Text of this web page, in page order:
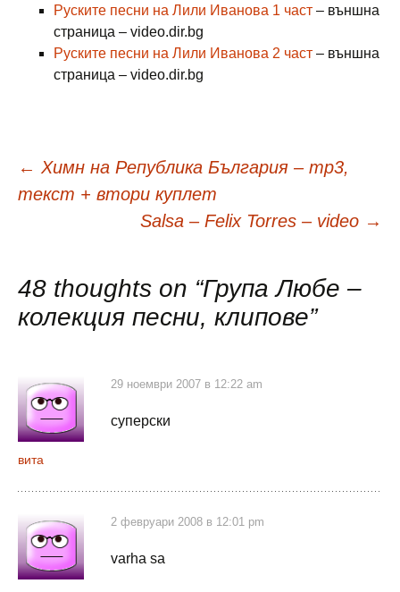
Руските песни на Лили Иванова 1 част – външна
страница – video.dir.bg
Руските песни на Лили Иванова 2 част – външна
страница – video.dir.bg
Навигация
публикациите
← Химн на Република България – mp3,
текст + втори куплет
Salsa – Felix Torres – video →
48 thoughts on “Група Любе –
колекция песни, клипове”
вита
29 ноември 2007 в 12:22 am
суперски
2 февруари 2008 в 12:01 pm
varha sa